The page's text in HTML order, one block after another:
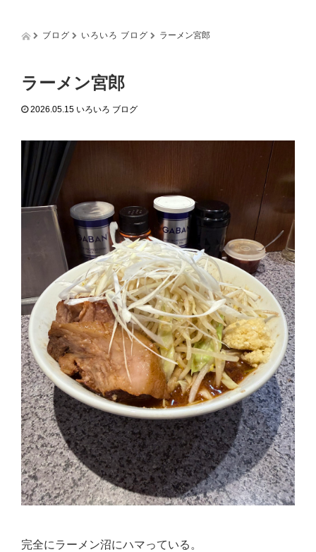
t
ブログ いろいろ ブログ ラーメン宮郎
ラーメン宮郎
2026.05.15 いろいろ ブログ
完全にラーメン沼にハマっている。